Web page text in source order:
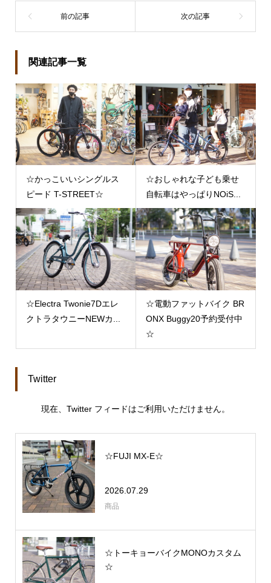
関連記事一覧
☆かっこいいシングルス
ピード T-STREET☆
☆おしゃれな子ども乗せ
自転車はやっぱりNOiS...
☆Electra Twonie7Dエレ
クトラタウニーNEWカ...
☆電動ファットバイク BR
ONX Buggy20予約受付中
☆
Twitter
現在、Twitter フィードはご利用いただけません。
☆FUJI MX-E☆
2026.07.29
商品
☆トーキョーバイクMONOカスタム
☆